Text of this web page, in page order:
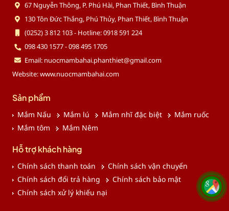
67 Nguyễn Thông, P. Phú Hài, Phan Thiết, Bình Thuận
130 Tôn Đức Thắng, Phú Thủy, Phan Thiết, Bình Thuận
(0252) 3 812 103 - Hotline: 0918 591 224
098 430 1577 - 098 495 1705
Email: nuocmambahai.phanthiet@gmail.com
Website: www.nuocmambahai.com
Sản phẩm
Mắm Nấu Mắm lú Mắm nhĩ đặc biệt
Mắm ruốc
Mắm tôm
Mắm Nêm
Hỗ trợ khách hàng
Chính sách thanh toán
Chính sách vận chuyển
Chính sách đổi trả hàng
Chính sách bảo mật
Chính sách xử lý khiếu nại